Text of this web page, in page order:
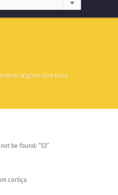
alguns dos seus
be found: “53”
cortiça